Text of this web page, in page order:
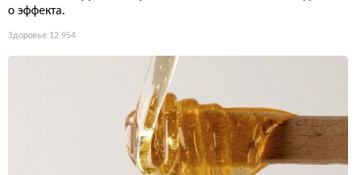
о эффекта.
Здоровье 12 954